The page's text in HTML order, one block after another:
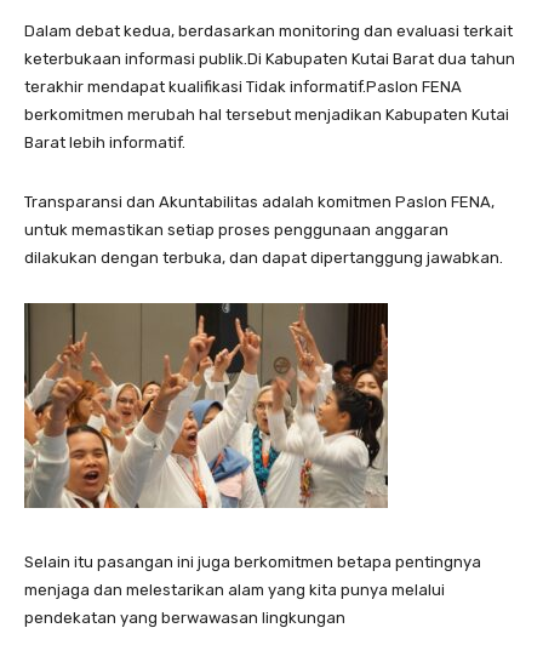
o
Dalam debat kedua, berdasarkan monitoring dan evaluasi terkait
keterbukaan informasi publik.Di Kabupaten Kutai Barat dua tahun
terakhir mendapat kualifikasi Tidak informatif.Paslon FENA
berkomitmen merubah hal tersebut menjadikan Kabupaten Kutai
Barat lebih informatif.
Transparansi dan Akuntabilitas adalah komitmen Paslon FENA,
untuk memastikan setiap proses penggunaan anggaran
dilakukan dengan terbuka, dan dapat dipertanggung jawabkan.
Selain itu pasangan ini juga berkomitmen betapa pentingnya
menjaga dan melestarikan alam yang kita punya melalui
pendekatan yang berwawasan lingkungan